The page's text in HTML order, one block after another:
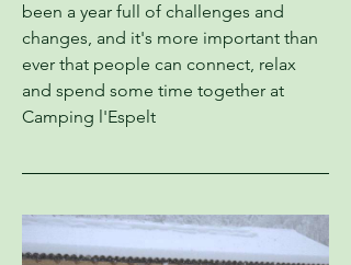
been a year full of challenges and
changes, and it's more important than
ever that people can connect, relax
and spend some time together at
Camping l'Espelt